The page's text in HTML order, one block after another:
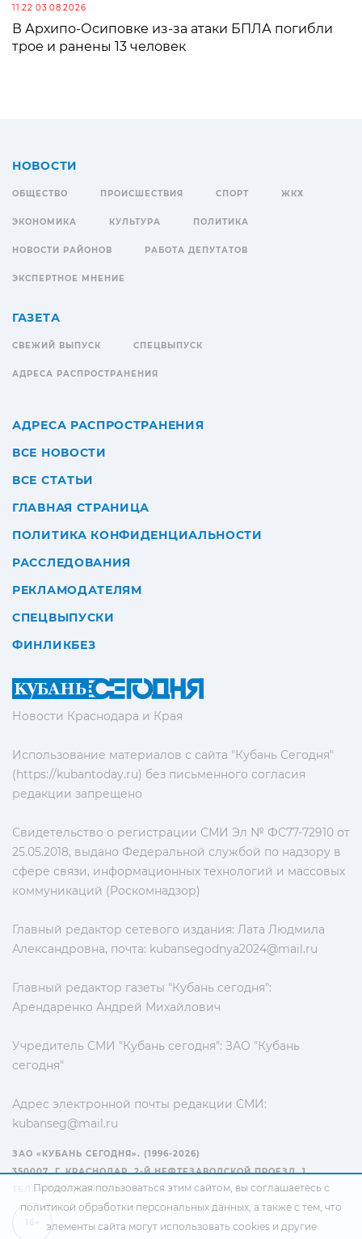
11:22 03.08.2026
В Архипо-Осиповке из-за атаки БПЛА погибли
трое и ранены 13 человек
Новости Краснодара и Края
Использование материалов с сайта "Кубань Сегодня"
(https://kubantoday.ru) без письменного согласия
редакции запрещено
Свидетельство о регистрации СМИ Эл № ФС77-72910 от
25.05.2018, выдано Федеральной службой по надзору в
сфере связи, информационных технологий и массовых
коммуникаций (Роскомнадзор)
Главный редактор сетевого издания: Лата Людмила
Александровна, почта: kubansegodnya2024@mail.ru
Главный редактор газеты "Кубань сегодня":
Арендаренко Андрей Михайлович
Учредитель СМИ "Кубань сегодня": ЗАО "Кубань
сегодня"
Адрес электронной почты редакции СМИ:
kubanseg@mail.ru
НОВОСТИ
ОБЩЕСТВО ПРОИСШЕСТВИЯ СПОРТ ЖКХ
ЭКОНОМИКА КУЛЬТУРА ПОЛИТИКА
НОВОСТИ РАЙОНОВ РАБОТА ДЕПУТАТОВ
ЭКСПЕРТНОЕ МНЕНИЕ
ГАЗЕТА
СВЕЖИЙ ВЫПУСК СПЕЦВЫПУСК
АДРЕСА РАСПРОСТРАНЕНИЯ
АДРЕСА РАСПРОСТРАНЕНИЯ
ВСЕ НОВОСТИ
ВСЕ СТАТЬИ
ГЛАВНАЯ СТРАНИЦА
ПОЛИТИКА КОНФИДЕНЦИАЛЬНОСТИ
РАССЛЕДОВАНИЯ
РЕКЛАМОДАТЕЛЯМ
СПЕЦВЫПУСКИ
ФИНЛИКБЕЗ
ЗАО «КУБАНЬ СЕГОДНЯ». (1996-2026)
350007, Г. КРАСНОДАР, 2-Й НЕФТЕЗАВОДСКОЙ ПРОЕЗД, 1
ТЕЛ.: +7(861) 267-15-15
Продолжая пользоваться этим сайтом, вы соглашаетесь с
политикой обработки персональных данных, а также с тем, что
элементы сайта могут использовать cookies и другие